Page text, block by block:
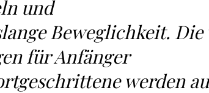
und
Beweglichkeit.
für Anfänger
werden